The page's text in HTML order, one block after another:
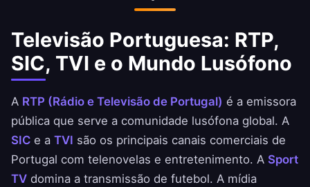
Televisão Portuguesa: RTP,
SIC, TVI e o Mundo Lusófono
A RTP (Rádio e Televisão de Portugal) é a emissora
pública que serve a comunidade lusófona global. A
SIC e a TVI são os principais canais comerciais de
Portugal com telenovelas e entretenimento. A Sport
TV domina a transmissão de futebol. A mídia